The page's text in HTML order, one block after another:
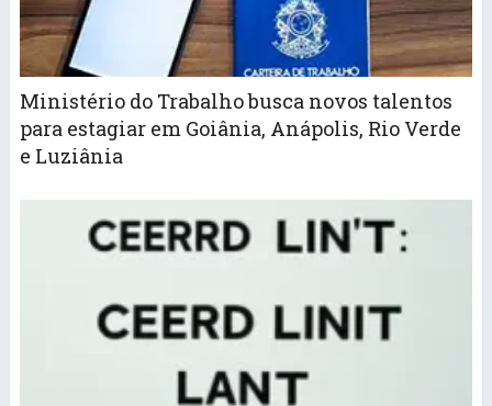
Ministério do Trabalho busca novos talentos
para estagiar em Goiânia, Anápolis, Rio Verde
e Luziânia